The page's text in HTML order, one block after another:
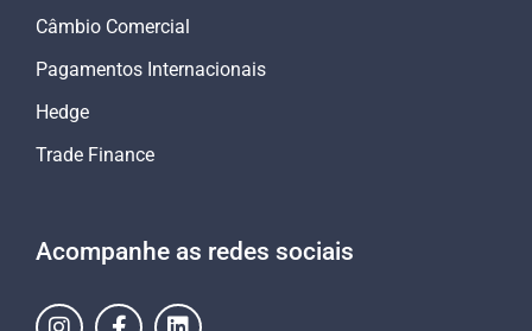
Câmbio Comercial
Pagamentos Internacionais
Hedge
Trade Finance
Acompanhe as redes sociais